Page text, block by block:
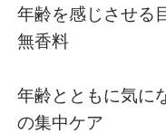
年齢を感じさせる
無香料
年齢とともに気に
の集中ケア